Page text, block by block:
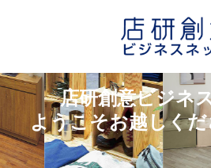
店研創意ビジネ
ようこそお越しく